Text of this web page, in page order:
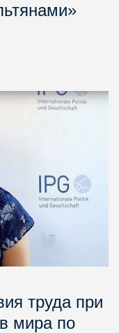
труда при
мира по